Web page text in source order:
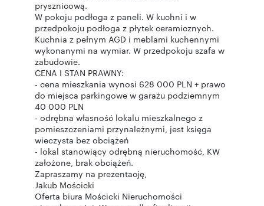
prysznicową.
W pokoju podłoga z paneli. W kuchni i w
przedpokoju podłoga z płytek ceramicznych.
Kuchnia z pełnym AGD i meblami kuchennymi
wykonanymi na wymiar. W przedpokoju szafa w
zabudowie.
CENA I STAN PRAWNY:
- cena mieszkania wynosi 628 000 PLN + prawo
do miejsca parkingowe w garażu podziemnym
40 000 PLN
- odrębna własność lokalu mieszkalnego z
pomieszczeniami przynależnymi, jest księga
wieczysta bez obciążeń
- lokal stanowiący odrębną nieruchomość, KW
założone, brak obciążeń.
Zapraszamy na prezentację,
Jakub Mościcki
Oferta biura Mościcki Nieruchomości